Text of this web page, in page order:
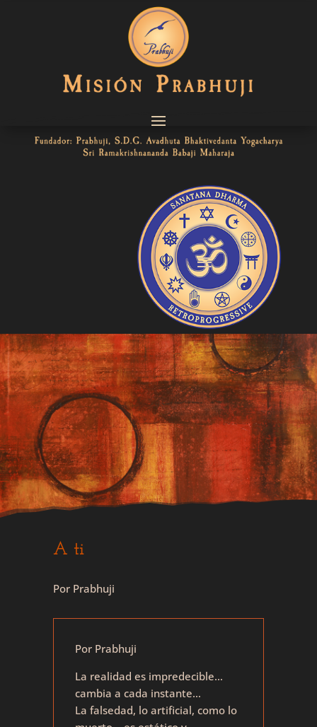
A ti
Por Prabhuji
Por Prabhuji
La realidad es impredecible…
cambia a cada instante…
La falsedad, lo artificial, como lo